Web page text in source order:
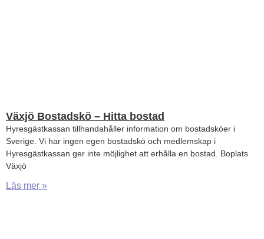
Växjö Bostadskö – Hitta bostad
Hyresgästkassan tillhandahåller information om bostadsköer i
Sverige. Vi har ingen egen bostadskö och medlemskap i
Hyresgästkassan ger inte möjlighet att erhålla en bostad. Boplats
Växjö
Läs mer »